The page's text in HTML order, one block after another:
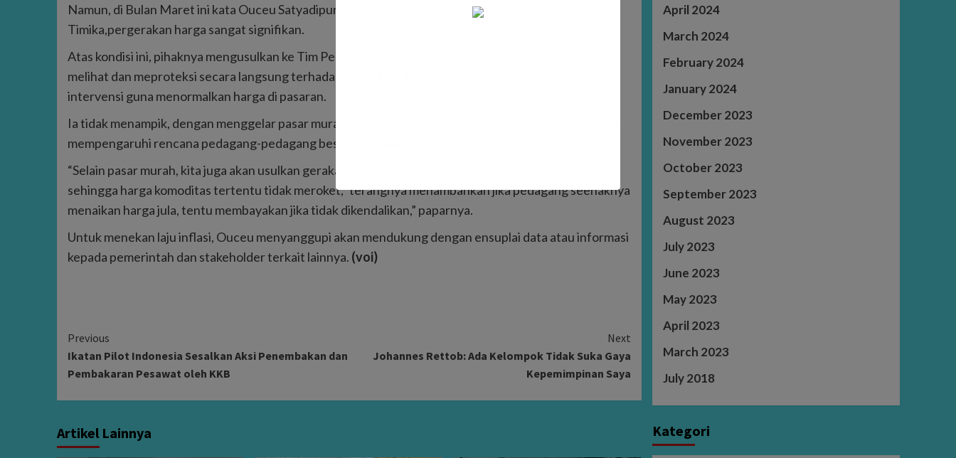
Namun, di Bulan Maret ini kata Ouceu Satyadipura, Kepala Badan Pusat Statistik (BPS)
Timika,pergerakan harga sangat signifikan.
Atas kondisi ini, pihaknya mengusulkan ke Tim Pengendalian Inflasi Daerah (TPID) Mimika untuk
melihat dan meproteksi secara langsung terhadap komoditas-komoditas dengan intens melakukan
intervensi guna menormalkan harga di pasaran.
Ia tidak menampik, dengan menggelar pasar murah, pastinya ada pergerakan signifikan, dan otomatis
mempengaruhi rencana pedagang-pedagang besar menaikan harga.
“Selain pasar murah, kita juga akan usulkan gerakan tanam mandiri, tanam cabe sendiri, tomat sendiri
sehingga harga komoditas tertentu tidak meroket,” terangnya menambahkan jika pedagang seenaknya
menaikan harga jula, tentu membayakan jika tidak dikendalikan,” paparnya.
Untuk menekan laju inflasi, Ouceu menyanggupi akan mendukung dengan ensuplai data atau informasi
kepada pemerintah dan stakeholder terkait lainnya. (voi)
Continue
Reading
Previous
Ikatan Pilot Indonesia Sesalkan Aksi Penembakan dan
Pembakaran Pesawat oleh KKB
Next
Johannes Rettob: Ada Kelompok Tidak Suka Gaya
Kepemimpinan Saya
Artikel Lainnya
April 2024
March 2024
February 2024
January 2024
December 2023
November 2023
October 2023
September 2023
August 2023
July 2023
June 2023
May 2023
April 2023
March 2023
July 2018
Kategori